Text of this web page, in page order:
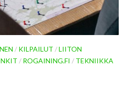
/ KILPAILUT /LIITON
/ ROGAINING.FI / TEKNIIKKA